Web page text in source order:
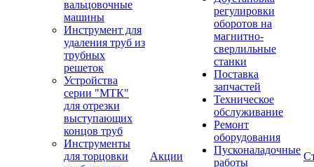
вальцовочные
машины
Инструмент для
удаления труб из
трубных
решеток
Устройства
серии "МТК"
для отрезки
выступающих
концов труб
Инструменты
для торцовки
Акции
регулировки
оборотов на
магнитно-
сверлильные
станки
Поставка
запчастей
Техническое
обслуживание
Ремонт
оборудования
Пусконаладочные
работы